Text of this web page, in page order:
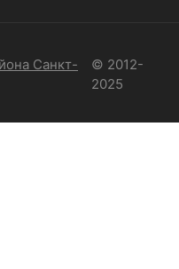
Санкт-
© 2012-
2025